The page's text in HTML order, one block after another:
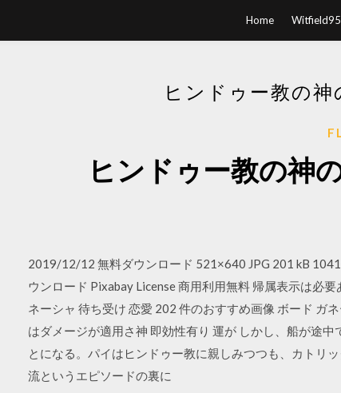
Home
ヒンドゥー教の
ヒンドゥー教の神
2019/12/12 無料ダウンロード 521×640 JPG 201 kB
ウンロード Pixabay License 商用利用無料 帰属表示は必
ネーシャ 待ち受け 恋愛 202 件のおすすめ画像 ボード ガ
はダメージが適用さ神 即効性有り 運が しかし、船が途
とになる。パイはヒンドゥー教に親しみつつも、カトリ
流というエピソードの裏に